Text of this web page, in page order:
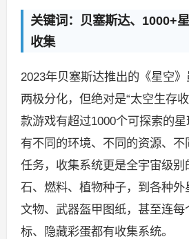
关键词：贝塞斯达、1000+
收集
2023年贝塞斯达推出的《星空
两极分化，但绝对是“太空生存
款游戏有超过1000个可探索的
有不同的环境、不同的资源、
任务，收集系统更是全宇宙级
石、燃料、植物种子，到各种
文物、武器盔甲图纸，甚至连
标、隐藏彩蛋都有收集系统。